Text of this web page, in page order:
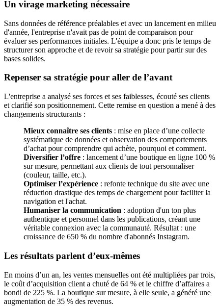
Un virage marketing nécessaire
Sans données de référence préalables et avec un lancement en milieu
d'année, l'entreprise n'avait pas de point de comparaison pour
évaluer ses performances initiales. L'équipe a donc pris le temps de
structurer son approche et de revoir sa stratégie pour partir sur des
bases solides.
Repenser sa stratégie pour aller de l’avant
L'entreprise a analysé ses forces et ses faiblesses, écouté ses clients
et clarifié son positionnement. Cette remise en question a mené à des
changements structurants :
Mieux connaître ses clients : mise en place d’une collecte
systématique de données et observation des comportements
d’achat pour comprendre qui achète, pourquoi et comment.
Diversifier l’offre : lancement d’une boutique en ligne 100 %
sur mesure, permettant aux clients de tout personnaliser
(couleur, taille, etc.).
Optimiser l’expérience : refonte technique du site avec une
réduction drastique des temps de chargement pour faciliter la
navigation et l'achat.
Humaniser la communication : adoption d'un ton plus
authentique et personnel dans les publications, créant une
véritable connexion avec la communauté. Résultat : une
croissance de 650 % du nombre d'abonnés Instagram.
Les résultats parlent d’eux-mêmes
En moins d’un an, les ventes mensuelles ont été multipliées par trois,
le coût d’acquisition client a chuté de 64 % et le chiffre d’affaires a
bondi de 225 %. La boutique sur mesure, à elle seule, a généré une
augmentation de 35 % des revenus.